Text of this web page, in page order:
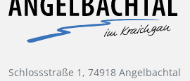
Schlossstraße 1, 74918 Angelbachtal